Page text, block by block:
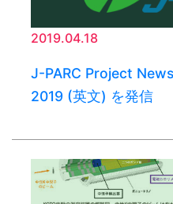
2019.04.18
J-PARC Project
2019 (英文) を発信